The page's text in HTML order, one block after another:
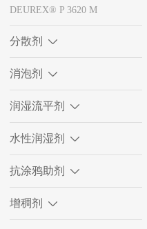
DEUREX® P 3620 M
分散剂
消泡剂
润湿流平剂
水性润湿剂
抗涂鸦助剂
增稠剂